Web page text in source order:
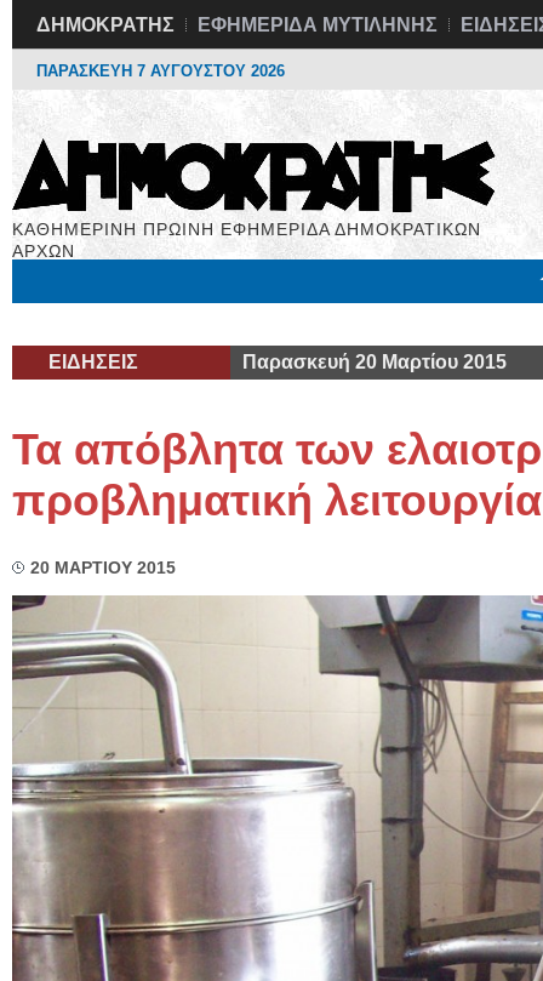
ΔΗΜΟΚΡΑΤΗΣ ΕΦΗΜΕΡΙΔΑ ΜΥΤΙΛΗΝΗΣ
ΠΑΡΑΣΚΕΥΗ 7 ΑΥΓΟΥΣΤΟΥ 2026
ΚΑΘΗΜΕΡΙΝΗ ΠΡΩΙΝΗ ΕΦΗΜΕΡΙΔΑ ΔΗΜΟΚΡΑΤΙΚΩΝ
ΑΡΧΩΝ
ΕΙΔΗΣΕΙΣ Παρασκευή 20 Μαρτίου 2015
Τα απόβλητα των
προβληματική
20 ΜΑΡΤΙΟΥ 2015